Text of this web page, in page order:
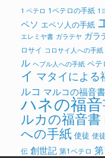
1 ペテロ 1ペテロの手紙 1
ペソ エペソ人の手紙
エレミヤ書 ガラテヤ ガラ
ロサイ コロサイ人への手紙
ル ヘブル人への手紙 ペテ
イ マタイによる
ルコ マルコの福音書
ハネの福
ルカの福音書
への手紙 使徒 使
伝 創世記 第1ペテロ